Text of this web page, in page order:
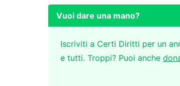
Vuoi dare una mano?
Iscriviti a Certi Diritti per un
e tutti. Troppi? Puoi anche